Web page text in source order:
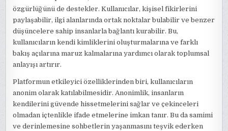
özgürlüğünü de destekler. Kullanıcılar, kişisel fikirlerini
paylaşabilir, ilgi alanlarında ortak noktalar bulabilir ve benzer
düşüncelere sahip insanlarla bağlantı kurabilir. Bu,
kullanıcıların kendi kimliklerini oluşturmalarına ve farklı
bakış açılarına maruz kalmalarına yardımcı olarak toplumsal
anlayışı artırır.
Platformun etkileyici özelliklerinden biri, kullanıcıların
anonim olarak katılabilmesidir. Anonimlik, insanların
kendilerini güvende hissetmelerini sağlar ve çekinceleri
olmadan içtenlikle ifade etmelerine imkan tanır. Bu da samimi
ve derinlemesine sohbetlerin yaşanmasını teşvik ederken